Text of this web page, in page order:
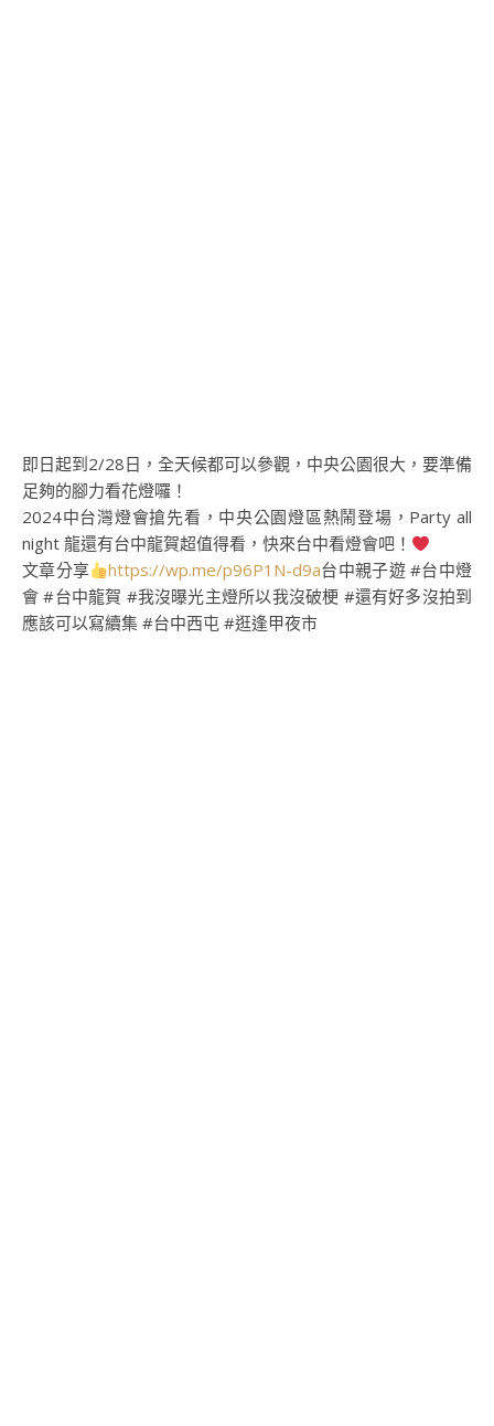
即日起到2/28日，全天候都可以參觀，中央公園很大，要準備
足夠的腳力看花燈囉！
2024中台灣燈會搶先看，中央公園燈區熱鬧登場，Party all
night 龍還有台中龍賀超值得看，快來台中看燈會吧！
文章分享
https://wp.me/p96P1N-d9a台中親子遊 #台中燈
會 #台中龍賀 #我沒曝光主燈所以我沒破梗 #還有好多沒拍到
應該可以寫續集 #台中西屯 #逛逢甲夜市